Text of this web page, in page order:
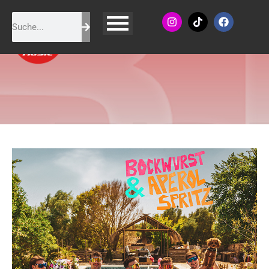
Malle Anja - Bockwurst &
Aperol Spritz